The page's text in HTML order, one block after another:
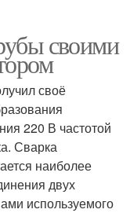
своими
своё
220 В частотой
Сварка
наиболее
двух
используемого